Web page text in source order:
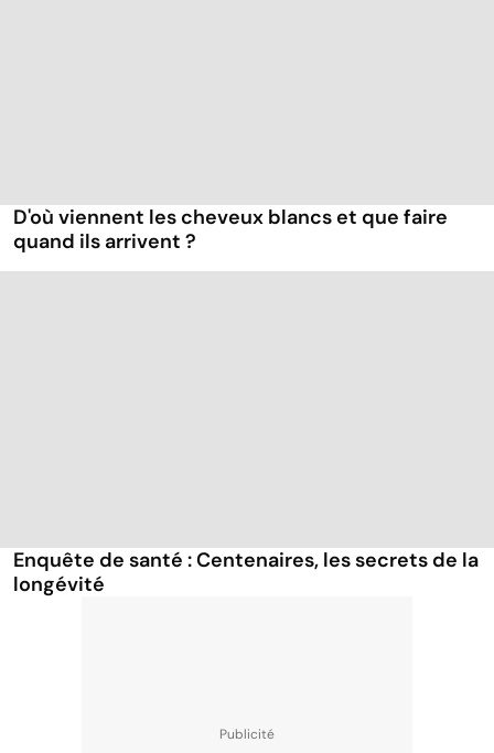
D'où viennent les cheveux blancs et que faire
quand ils arrivent ?
Enquête de santé : Centenaires, les secrets de la
longévité